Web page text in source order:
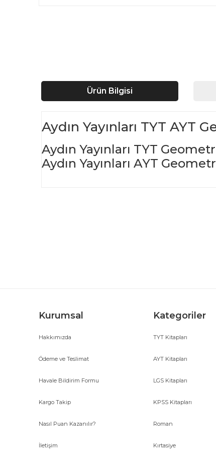
Ürün Bilgisi
Aydın Yayınları TYT AYT
Aydın Yayınları TYT
Aydın Yayınları AYT
Kurumsal
Hakkımızda
Ödeme ve Teslimat
Havale Bildirim Formu
Kargo Takip
Nasıl Puan Kazanılır?
İletişim
Kategoriler
TYT Kitapları
AYT Kitapları
LGS Kitapları
KPSS Kitapları
Roman
Kırtasiye